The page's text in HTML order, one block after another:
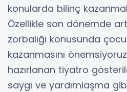
konularda bilinç
Özellikle son dönemde
zorbalığı konusunda
kazanmasını
hazırlanan tiyatro
saygı ve yardımlaşma